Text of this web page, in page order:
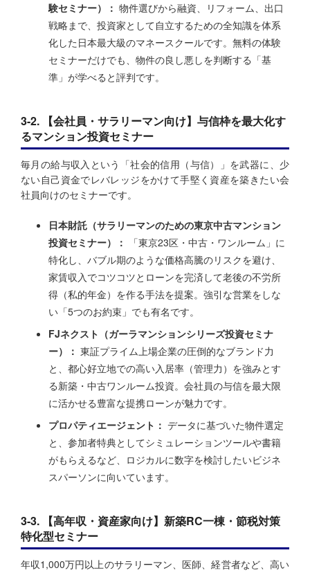
験セミナー）： 物件選びから融資、リフォーム、出口
戦略まで、投資家として自立するための全知識を体系
化した日本最大級のマネースクールです。無料の体験
セミナーだけでも、物件の良し悪しを判断する「基
準」が学べると評判です。
3-2. 【会社員・サラリーマン向け】与信枠を最大化す
るマンション投資セミナー
毎月の給与収入という「社会的信用（与信）」を武器に、少
ない自己資金でレバレッジをかけて手堅く資産を築きたい会
社員向けのセミナーです。
日本財託（サラリーマンのための東京中古マンション
投資セミナー）：
「東京23区・中古・ワンルーム」に
特化し、バブル期のような価格高騰のリスクを避け、
家賃収入でコツコツとローンを完済して老後の不労所
得（私的年金）を作る手法を提案。強引な営業をしな
い「5つのお約束」でも有名です。
FJネクスト（ガーラマンションシリーズ投資セミナ
ー）： 東証プライム上場企業の圧倒的なブランド力
と、都心好立地での高い入居率（管理力）を強みとす
る新築・中古ワンルーム投資。会社員の与信を最大限
に活かせる豊富な提携ローンが魅力です。
プロパティエージェント： データに基づいた物件選定
と、参加者特典としてシミュレーションツールや書籍
がもらえるなど、ロジカルに数字を検討したいビジネ
スパーソンに向いています。
3-3. 【高年収・資産家向け】新築RC一棟・節税対策
特化型セミナー
年収1,000万円以上のサラリーマン、医師、経営者など、高い